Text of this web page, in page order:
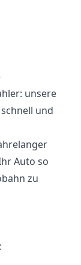
unsere
und
Auto so
zu